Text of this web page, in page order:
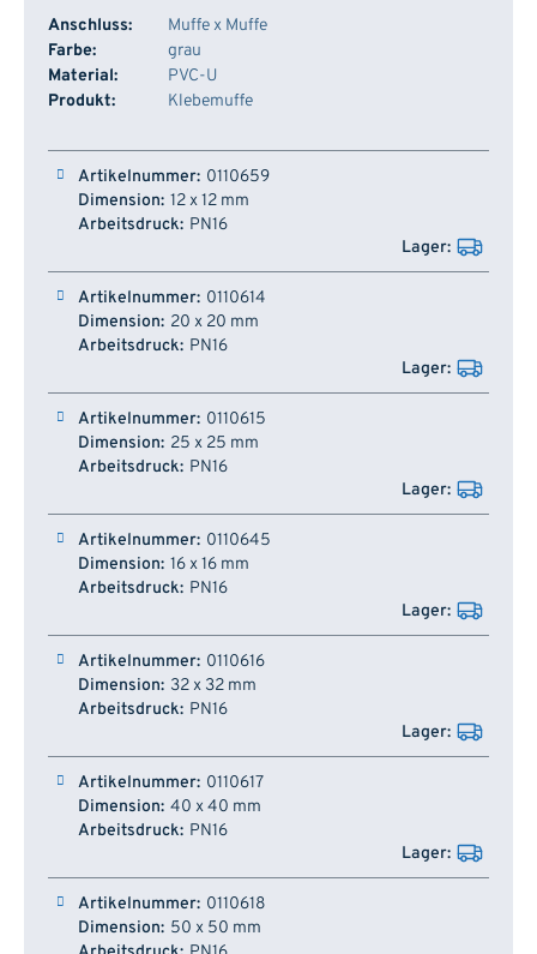
Anschluss:
Muffe x Muffe
Farbe:
grau
Material:
PVC-U
Produkt:
Klebemuffe
Artikelnummer Dimension
0110659
12 x 12 mm
PN16
0110614
20 x 20 mm
PN16
0110615
25 x 25 mm
PN16
0110645
16 x 16 mm
PN16
0110616
32 x 32 mm
PN16
0110617
40 x 40 mm
PN16
0110618
50 x 50 mm